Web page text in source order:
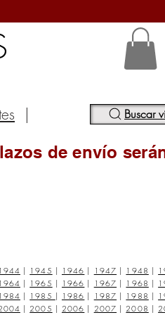
| Buscar
de envío
1944 | 1945 | 1946 | 1947 | 1948 |
1964 | 1965 | 1966 | 1967 | 1968 |
1984 | 1985 | 1986 | 1987 | 1988 |
| 2005 | 2006 | 2007 | 2008 |